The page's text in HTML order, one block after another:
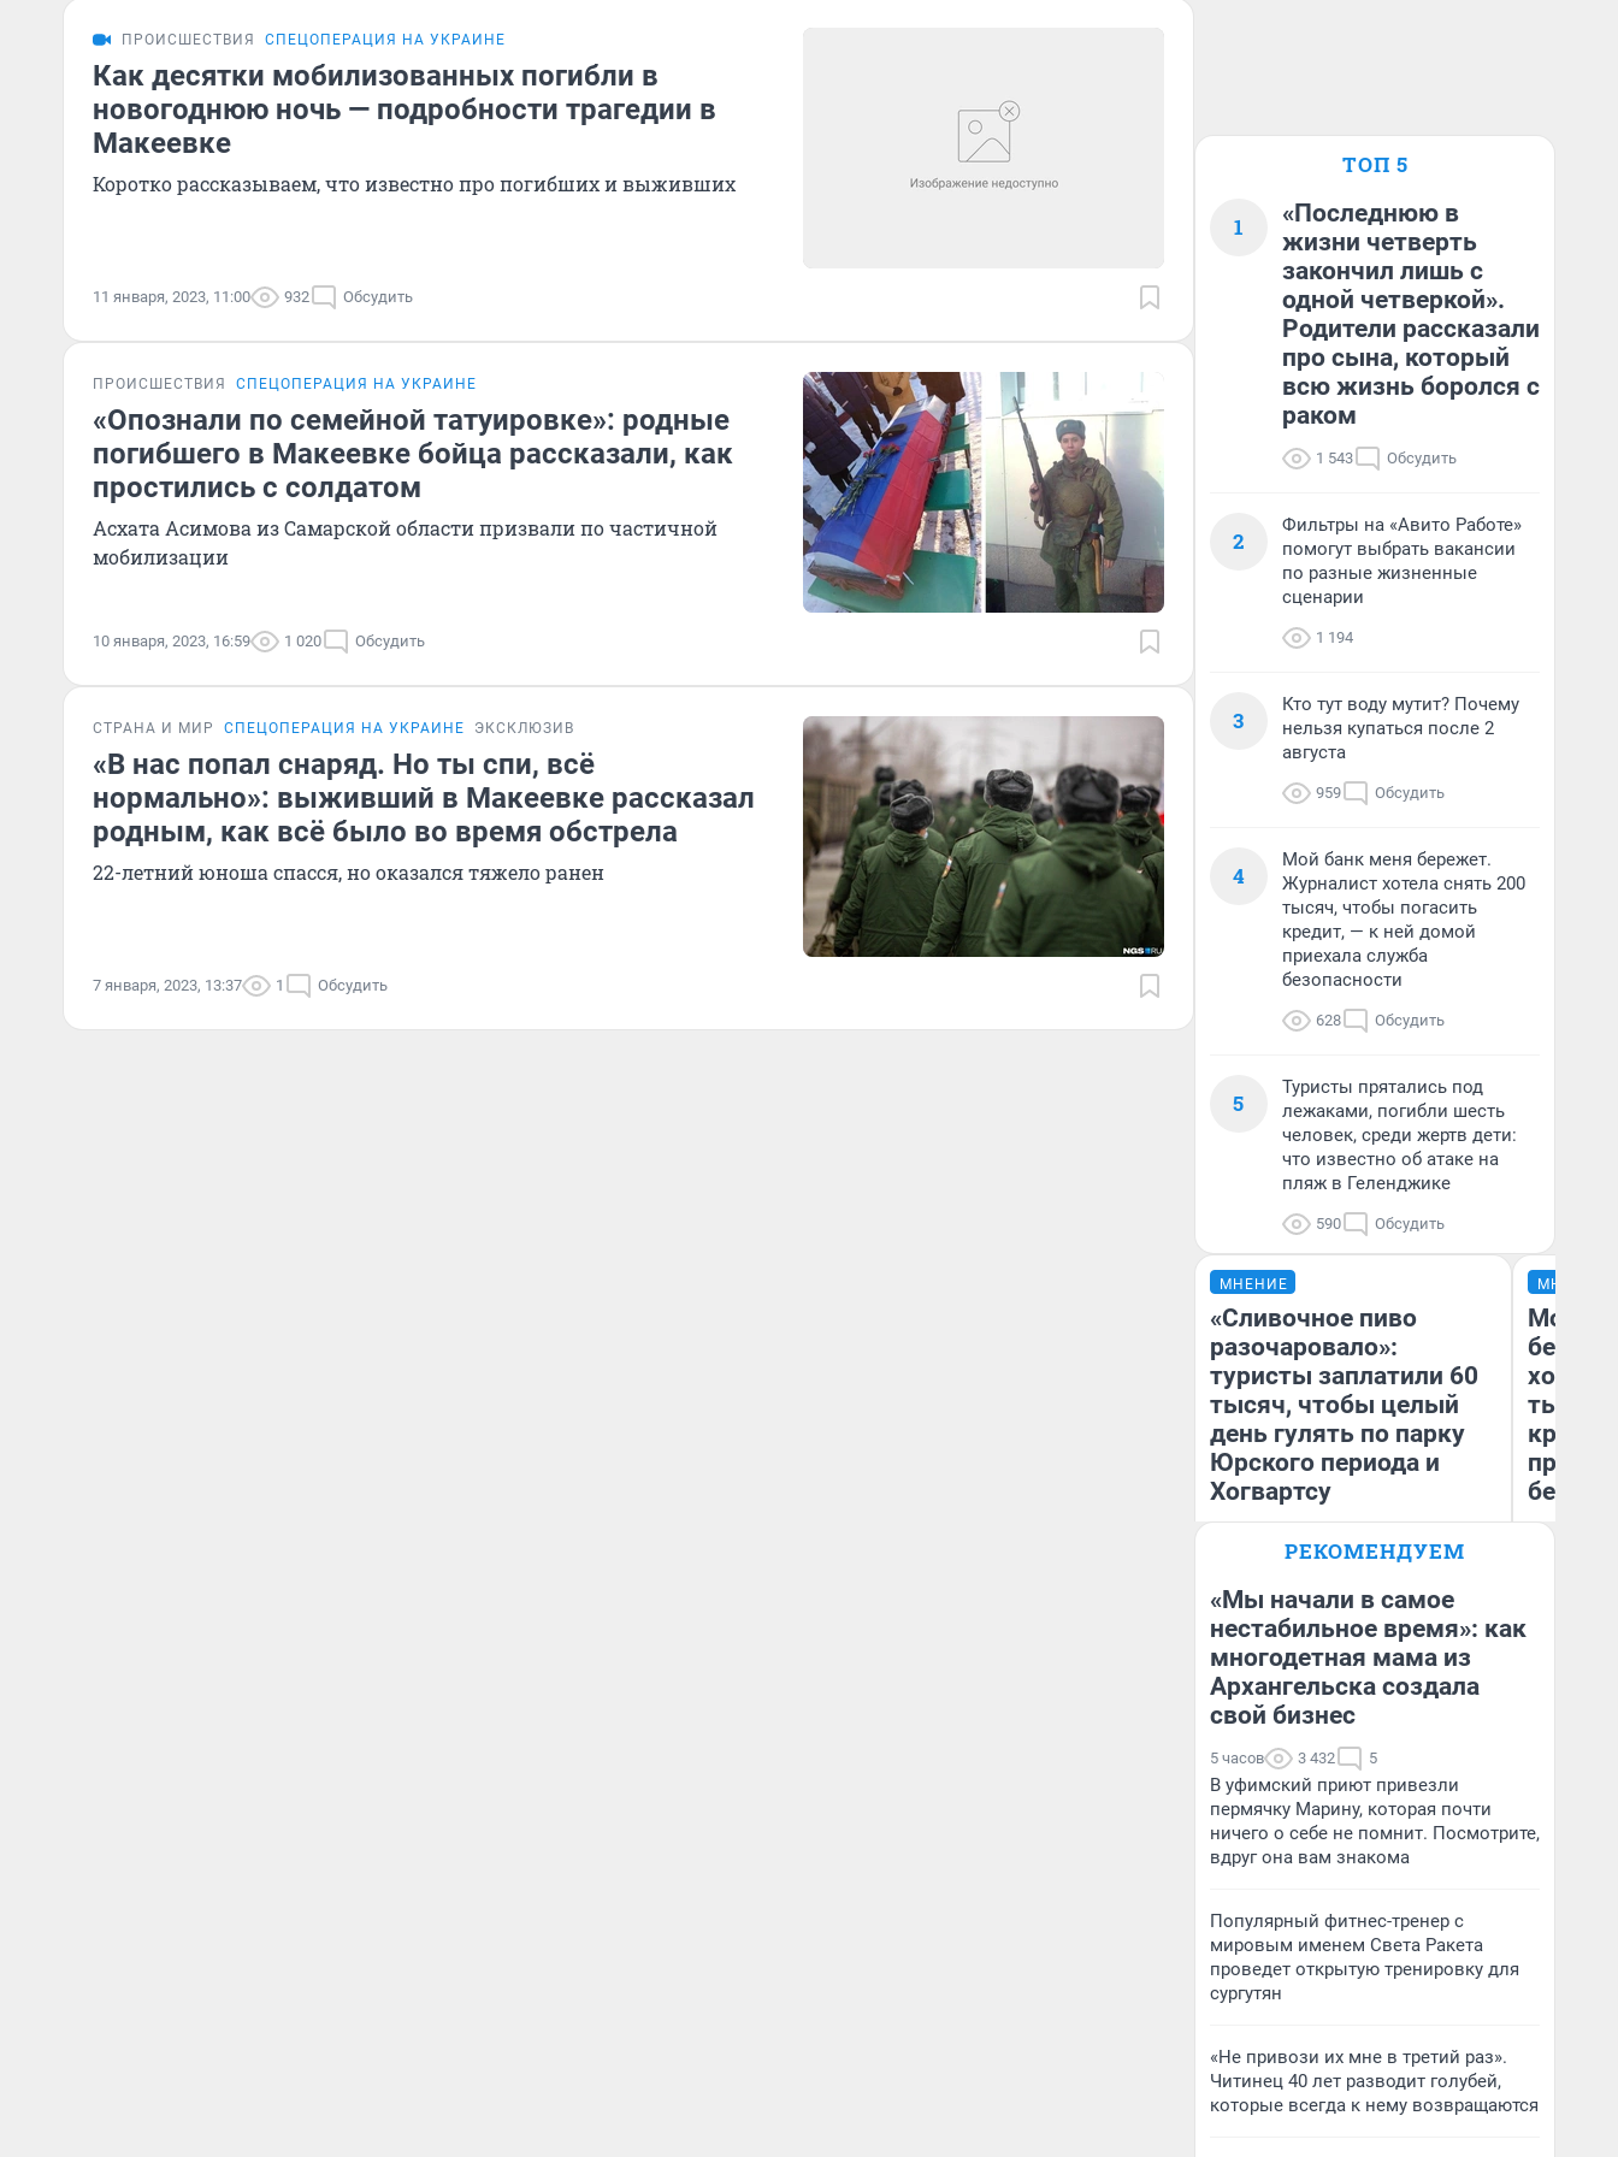
ПРОИСШЕСТВИЯ СПЕЦОПЕРАЦИЯ НА УКРАИНЕ
Как десятки мобилизованных погибли в
новогоднюю ночь — подробности трагедии в
Макеевке
Коротко рассказываем, что известно про погибших и выживших
11 января, 2023, 11:00 932 Обсудить
ПРОИСШЕСТВИЯ СПЕЦОПЕРАЦИЯ НА УКРАИНЕ
«Опознали по семейной татуировке»: родные
погибшего в Макеевке бойца рассказали, как
простились с солдатом
Асхата Асимова из Самарской области призвали по частичной
мобилизации
10 января, 2023, 16:59 1 020 Обсудить
СТРАНА И МИР СПЕЦОПЕРАЦИЯ НА УКРАИНЕ ЭКСКЛЮЗИВ
«В нас попал снаряд. Но ты спи, всё
нормально»: выживший в Макеевке рассказал
родным, как всё было во время обстрела
22-летний юноша спасся, но оказался тяжело ранен
7 января, 2023, 13:37 1 Обсудить
ТОП 5
1
«Последнюю в
жизни четверть
закончил лишь с
одной четверкой».
Родители рассказали
про сына, который
всю жизнь боролся с
раком
1 543 Обсудить
2
Фильтры на «Авито Работе»
помогут выбрать вакансии
по разные жизненные
сценарии
1 194
3
Кто тут воду мутит? Почему
нельзя купаться после 2
августа
959 Обсудить
4
Мой банк меня бережет.
Журналист хотела снять 200
тысяч, чтобы погасить
кредит, — к ней домой
приехала служба
безопасности
628 Обсудить
5
Туристы прятались под
лежаками, погибли шесть
человек, среди жертв дети:
что известно об атаке на
пляж в Геленджике
590 Обсудить
МНЕНИЕ
«Сливочное пиво
разочаровало»:
туристы заплатили 60
тысяч, чтобы целый
день гулять по парку
Юрского периода и
Хогвартсу
МНЕНИЕ
Мой
хотела
тысяч,
РЕКОМЕНДУЕМ
«Мы начали в самое
нестабильное время»: как
многодетная мама из
Архангельска создала
свой бизнес
5 часов 3 432 5
В уфимский приют привезли
пермячку Марину, которая почти
ничего о себе не помнит. Посмотрите,
вдруг она вам знакома
Популярный фитнес-тренер с
мировым именем Света Ракета
проведет открытую тренировку для
сургутян
«Не привози их мне в третий раз».
Читинец 40 лет разводит голубей,
которые всегда к нему возвращаются